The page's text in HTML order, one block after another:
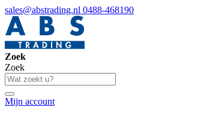
sales@abstrading.nl 0488-468190
Zoek
Zoek
Mijn account